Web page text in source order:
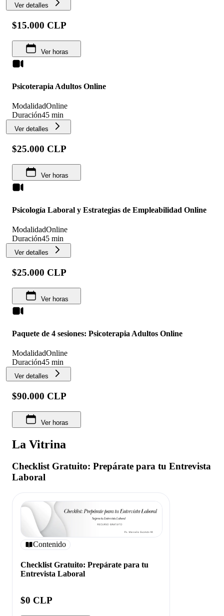
Ver detalles
$15.000 CLP
Ver horas
Psicoterapia Adultos Online
ModalidadOnline
Duración45 min
Ver detalles
$25.000 CLP
Ver horas
Psicología Laboral y Estrategias de Empleabilidad Online
ModalidadOnline
Duración45 min
Ver detalles
$25.000 CLP
Ver horas
Paquete de 4 sesiones: Psicoterapia Adultos Online
ModalidadOnline
Duración45 min
Ver detalles
$90.000 CLP
Ver horas
La Vitrina
Checklist Gratuito: Prepárate para tu Entrevista
Laboral
Contenido
Checklist Gratuito: Prepárate para tu
Entrevista Laboral
$0 CLP